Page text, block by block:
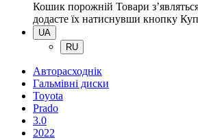
Кошик порожній Товари
додасте їх натиснувши кнопку
UA
RU
Авторасходнік
Гальмівні диски
Toyota
Prado
3.0
2022